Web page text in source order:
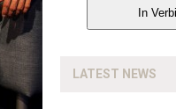
LATEST NEWS